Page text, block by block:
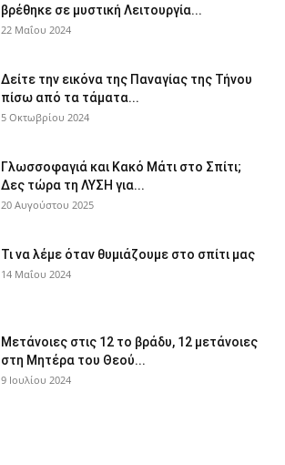
βρέθηκε σε μυστική Λειτουργία...
22 Μαΐου 2024
Δείτε την εικόνα της Παναγίας της Τήνου
πίσω από τα τάματα...
5 Οκτωβρίου 2024
Γλωσσοφαγιά και Κακό Μάτι στο Σπίτι;
Δες τώρα τη ΛΥΣΗ για...
20 Αυγούστου 2025
Τι να λέμε όταν θυμιάζουμε στο σπίτι μας
14 Μαΐου 2024
Μετάνοιες στις 12 το βράδυ, 12 μετάνοιες
στη Μητέρα του Θεού...
9 Ιουλίου 2024